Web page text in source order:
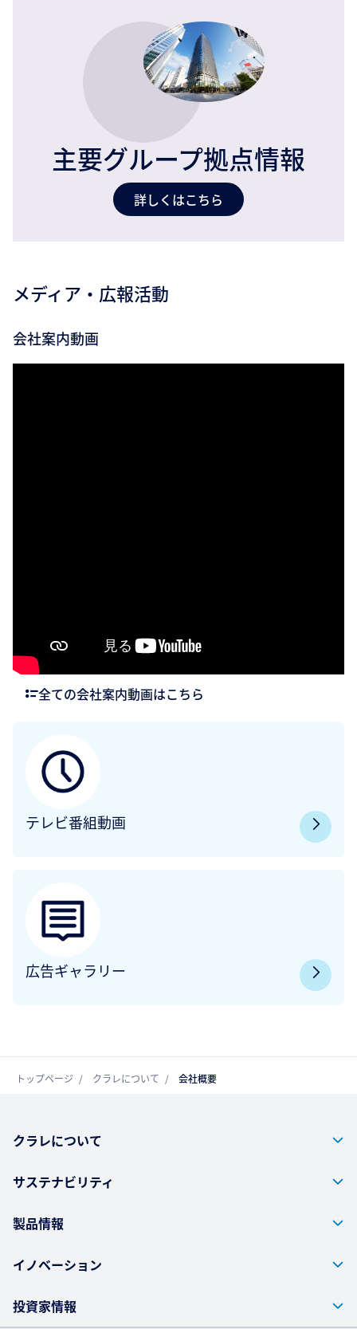
主要グループ拠点情報
詳しくはこちら
メディア・広報活動
会社案内動画
全ての会社案内動画はこちら
テレビ番組動画
広告ギャラリー
トップページ クラレについて 会社概要
クラレについて
サステナビリティ
製品情報
イノベーション
投資家情報